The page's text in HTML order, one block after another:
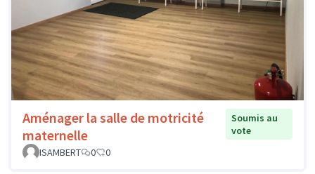
Aménager la salle de motricité
maternelle
Soumis au
vote
ISAMBERT
0 0